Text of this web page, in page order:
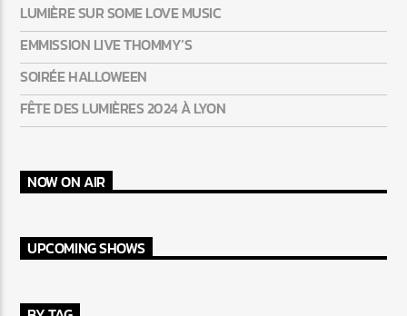
LUMIÈRE SUR SOME LOVE MUSIC
EMMISSION LIVE THOMMY’S
SOIRÉE HALLOWEEN
FÊTE DES LUMIÈRES 2024 À LYON
NOW ON AIR
UPCOMING SHOWS